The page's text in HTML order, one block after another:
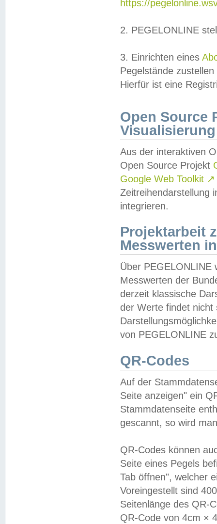
https://
2. PEGELONLINE
3. Einrichten eines
Pegelstände
Hierfür ist eine
Open Source
Visualisierung
Aus der interaktiven
Open Source Projekt
Google Web Toolkit ↗
Zeitreihendarstellung
integrieren.
Projektarbeit
Messwerten
Über PEGELONLINE
Messwerten der
derzeit klassische
der Werte findet
von PEGELONLINE
QR-Codes
Auf der
Seite anzeigen" ein
Stammdatenseite
gescannt, so wird
QR-Codes können
Seite eines Pegels
Tab öffnen", welcher
Voreingestellt sind
Seitenlänge des QR-
QR-Code von 4cm ×